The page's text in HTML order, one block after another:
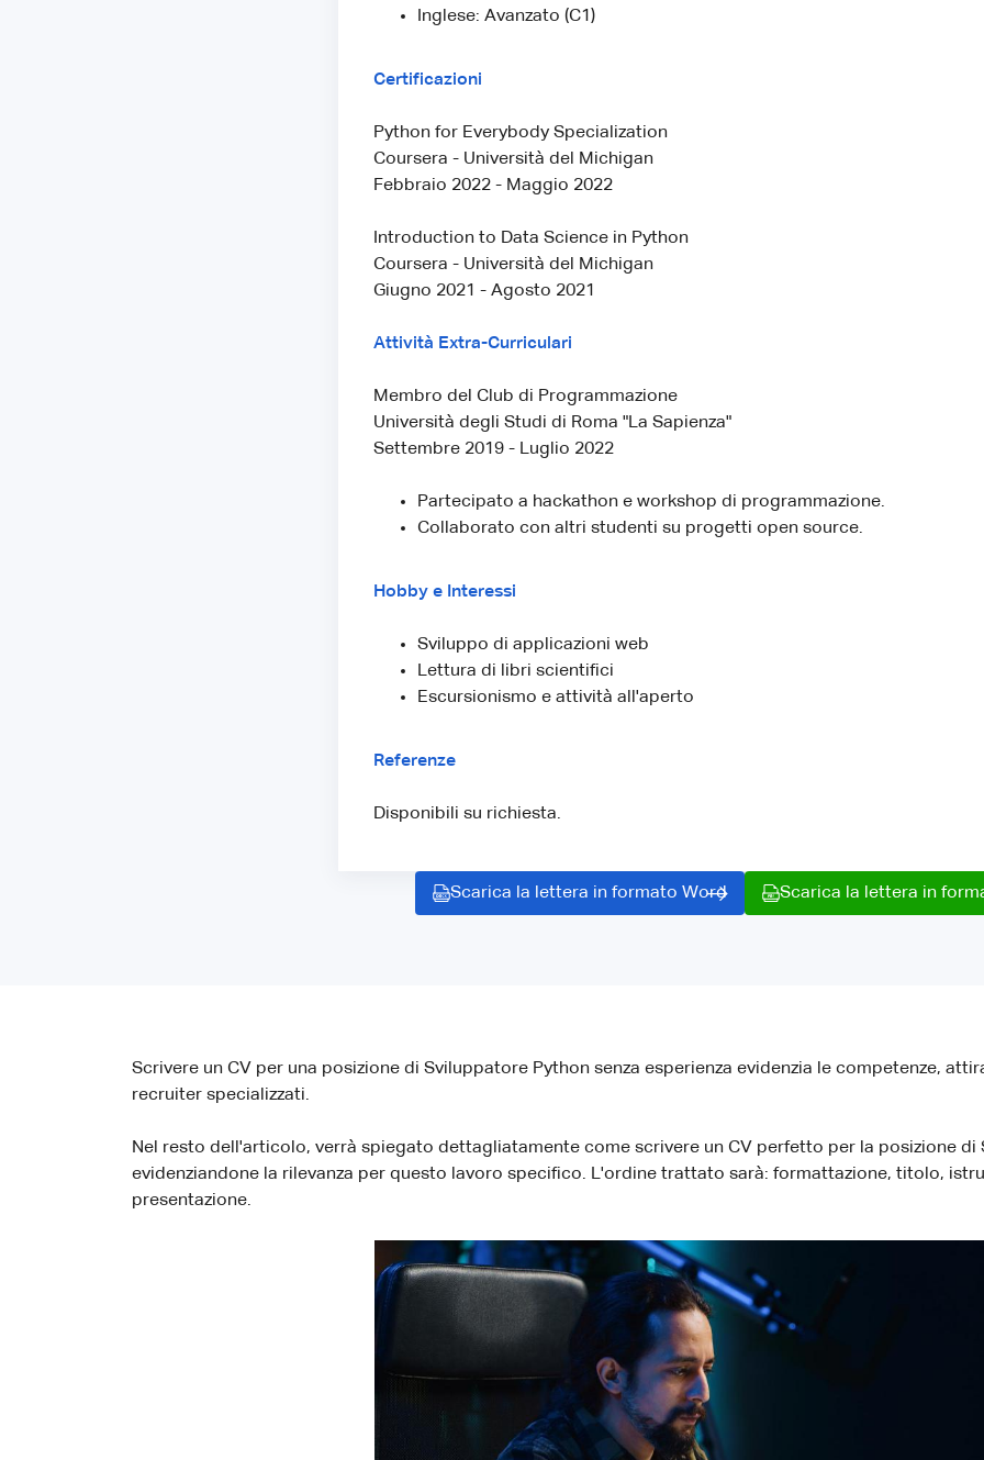
Inglese: Avanzato (C1)
Certificazioni
Python for Everybody Specialization
Coursera - Università del Michigan
Febbraio 2022 - Maggio 2022
Introduction to Data Science in Python
Coursera - Università del Michigan
Giugno 2021 - Agosto 2021
Attività Extra-Curriculari
Membro del Club di Programmazione
Università degli Studi di Roma "La Sapienza"
Settembre 2019 - Luglio 2022
Partecipato a hackathon e workshop di programmazione.
Collaborato con altri studenti su progetti open source.
Hobby e Interessi
Sviluppo di applicazioni web
Lettura di libri scientifici
Escursionismo e attività all'aperto
Referenze
Disponibili su richiesta.
Scarica la lettera in formato Word Scarica la lettera in
Scrivere un CV per una posizione di Sviluppatore Python senza esperienza evidenzia le competenze,
recruiter specializzati.
Nel resto dell'articolo, verrà spiegato dettagliatamente come scrivere un CV perfetto per la posizione di
evidenziandone la rilevanza per questo lavoro specifico. L'ordine trattato sarà: formattazione, titolo,
presentazione.